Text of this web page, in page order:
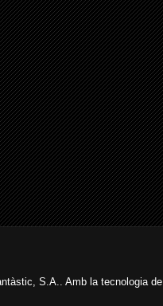
S.A.. Amb la tecnologia de